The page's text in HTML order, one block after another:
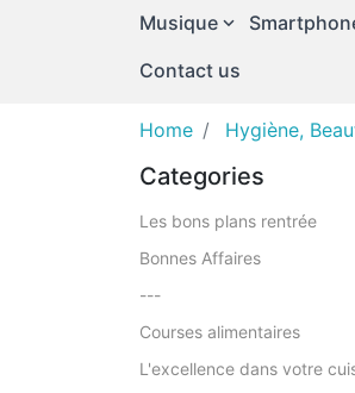
Musique
Contact us
Home Hygiène,
Categories
Les bons plans rentrée
Bonnes Affaires
---
Courses alimentaires
L'excellence dans votre